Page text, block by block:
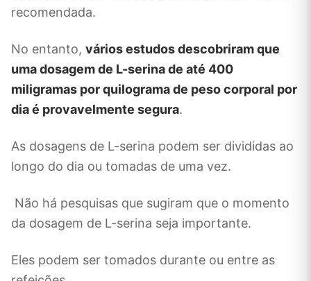
recomendada.
No entanto, vários estudos descobriram que
uma dosagem de L-serina de até 400
miligramas por quilograma de peso corporal por
dia é provavelmente segura.
As dosagens de L-serina podem ser divididas ao
longo do dia ou tomadas de uma vez.
Não há pesquisas que sugiram que o momento
da dosagem de L-serina seja importante.
Eles podem ser tomados durante ou entre as